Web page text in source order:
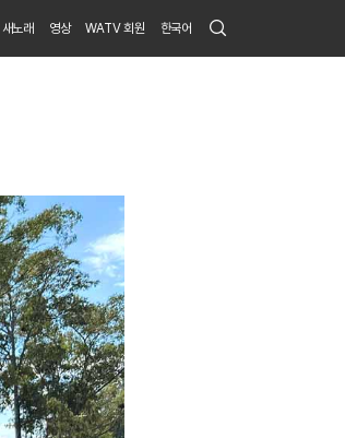
새노래 영상 WATV 회원 한국어 Search
Submit